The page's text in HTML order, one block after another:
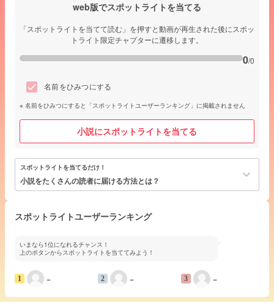
web版でスポットライトを当てる
「スポットライトを当てて読む」を押すと動画が再生された後にスポッ
トライト限定チャプターに遷移します。
0/0
名前をひみつにする
名前をひみつにすると「スポットライトユーザーランキング」に掲載されません
小説にスポットライトを当てる
スポットライトを当てるだけ！
小説をたくさんの読者に届ける方法とは？ keyboard_arrow_down
スポットライトユーザーランキング
いまなら1位になれるチャンス！
上のボタンからスポットライトを当ててみよう！
1 − 2 − 3 −